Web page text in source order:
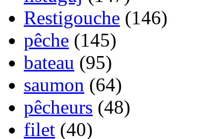
Restigouche (146)
pêche (145)
bateau (95)
saumon (64)
pêcheurs (48)
filet (40)